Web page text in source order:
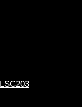
LSC203